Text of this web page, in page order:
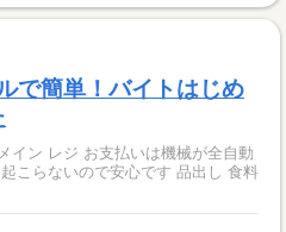
で簡単！バイトはじめ
イン レジ お支払いは機械が全自動
こらないので安心です 品出し 食料